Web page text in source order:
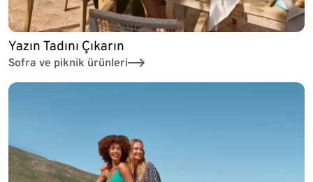
Yazın Tadını Çıkarın
Sofra ve piknik ürünleri